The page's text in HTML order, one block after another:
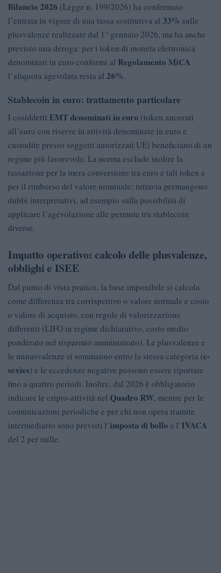
Bilancio 2026 (Legge n. 199/2026) ha confermato
l’entrata in vigore di una tassa sostitutiva al 33% sulle
plusvalenze realizzate dal 1° gennaio 2026, ma ha anche
previsto una deroga: per i token di moneta elettronica
denominati in euro conformi al Regolamento MiCA
l’aliquota agevolata resta al 26%.
Stablecoin in euro: trattamento particolare
I cosiddetti EMT denominati in euro (token ancorati
all’euro con riserve in attività denominate in euro e
custodite presso soggetti autorizzati UE) beneficiano di un
regime più favorevole. La norma esclude inoltre la
tassazione per la mera conversione tra euro e tali token e
per il rimborso del valore nominale; tuttavia permangono
dubbi interpretativi, ad esempio sulla possibilità di
applicare l’agevolazione alle permute tra stablecoin
diverse.
Impatto operativo: calcolo delle plusvalenze,
obblighi e ISEE
Dal punto di vista pratico, la base imponibile si calcola
come differenza tra corrispettivo o valore normale e costo
o valore di acquisto, con regole di valorizzazione
differenti (LIFO in regime dichiarativo, costo medio
ponderato nel risparmio amministrato). Le plusvalenze e
le minusvalenze si sommanno entro la stessa categoria (c-
sexies) e le eccedenze negative possono essere riportate
fino a quattro periodi. Inoltre, dal 2026 è obbligatorio
indicare le cripto-attività nel Quadro RW, mentre per le
comunicazioni periodiche e per chi non opera tramite
intermediario sono previsti l’imposta di bollo e l’IVACA
del 2 per mille.